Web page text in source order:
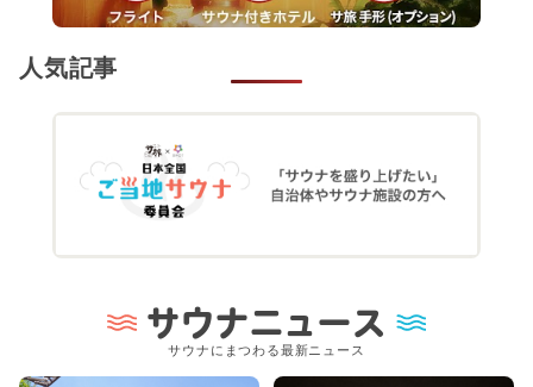
人気記事
サウナニュース
サウナにまつわる最新ニュース